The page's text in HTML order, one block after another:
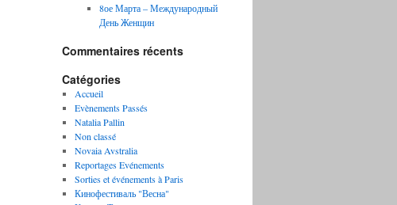
8ое Марта – Международный
День Женщин
Commentaires récents
Catégories
Accueil
Evènements Passés
Natalia Pallin
Non classé
Novaia Avstralia
Reportages Evénements
Sorties et événements à Paris
Кинофестиваль "Весна"